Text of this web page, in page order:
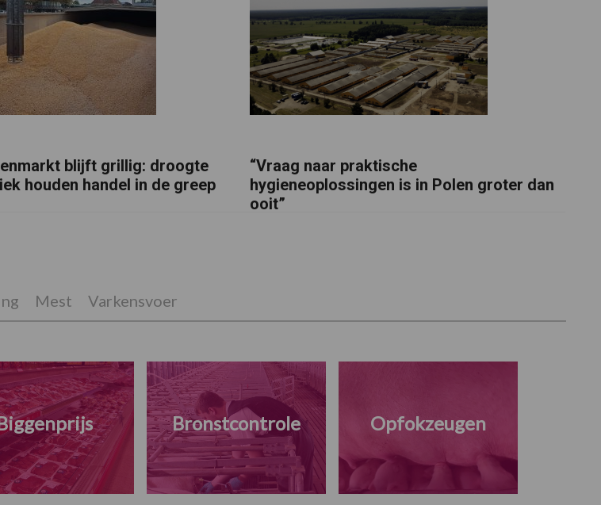
blijft grillig: droogte
houden handel in de greep
“Vraag naar praktische
hygieneoplossingen is in Polen groter dan
ooit”
Mest Varkensvoer
Bronstcontrole Opfokzeugen